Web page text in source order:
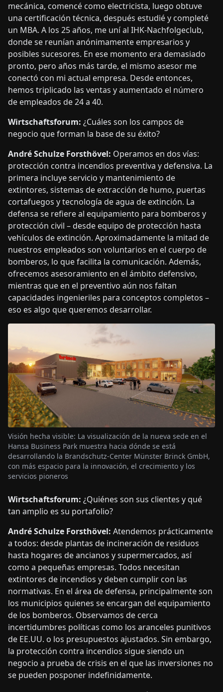
mecánica, comencé como electricista, luego obtuve
una certificación técnica, después estudié y completé
un MBA. A los 25 años, me uní al IHK-Nachfolgeclub,
donde se reunían anónimamente empresarios y
posibles sucesores. En ese momento era demasiado
pronto, pero años más tarde, el mismo asesor me
conectó con mi actual empresa. Desde entonces,
hemos triplicado las ventas y aumentado el número
de empleados de 24 a 40.
Wirtschaftsforum: ¿Cuáles son los campos de
negocio que forman la base de su éxito?
André Schulze Forsthövel: Operamos en dos vías:
protección contra incendios preventiva y defensiva. La
primera incluye servicio y mantenimiento de
extintores, sistemas de extracción de humo, puertas
cortafuegos y tecnología de agua de extinción. La
defensa se refiere al equipamiento para bomberos y
protección civil – desde equipo de protección hasta
vehículos de extinción. Aproximadamente la mitad de
nuestros empleados son voluntarios en el cuerpo de
bomberos, lo que facilita la comunicación. Además,
ofrecemos asesoramiento en el ámbito defensivo,
mientras que en el preventivo aún nos faltan
capacidades ingenieriles para conceptos completos –
eso es algo que queremos desarrollar.
Visión hecha visible: La visualización de la nueva sede en el
Hansa Business Park muestra hacia dónde se está
desarrollando la Brandschutz-Center Münster Brinck GmbH,
con más espacio para la innovación, el crecimiento y los
servicios pioneros
Wirtschaftsforum: ¿Quiénes son sus clientes y qué
tan amplio es su portafolio?
André Schulze Forsthövel: Atendemos prácticamente
a todos: desde plantas de incineración de residuos
hasta hogares de ancianos y supermercados, así
como a pequeñas empresas. Todos necesitan
extintores de incendios y deben cumplir con las
normativas. En el área de defensa, principalmente son
los municipios quienes se encargan del equipamiento
de los bomberos. Observamos de cerca
incertidumbres políticas como los aranceles punitivos
de EE.UU. o los presupuestos ajustados. Sin embargo,
la protección contra incendios sigue siendo un
negocio a prueba de crisis en el que las inversiones no
se pueden posponer indefinidamente.